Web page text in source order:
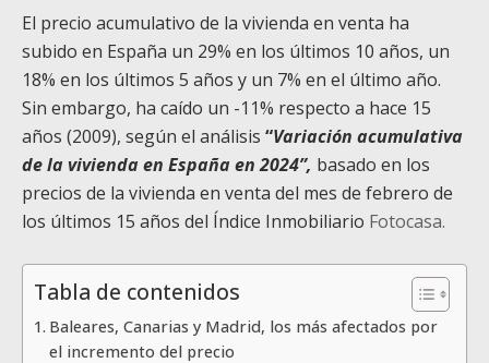
El precio acumulativo de la vivienda en venta ha
subido en España un 29% en los últimos 10 años, un
18% en los últimos 5 años y un 7% en el último año.
Sin embargo, ha caído un -11% respecto a hace 15
años (2009), según el análisis “Variación acumulativa
de la vivienda en España en 2024”, basado en los
precios de la vivienda en venta del mes de febrero de
los últimos 15 años del Índice Inmobiliario Fotocasa.
Tabla de contenidos
Baleares, Canarias y Madrid, los más afectados por
el incremento del precio